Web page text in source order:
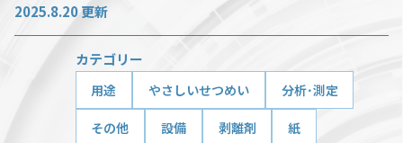
2025.8.20 更新
カテゴリー
用途 やさしいせつめい 分析･測定
その他 設備 剥離剤 紙